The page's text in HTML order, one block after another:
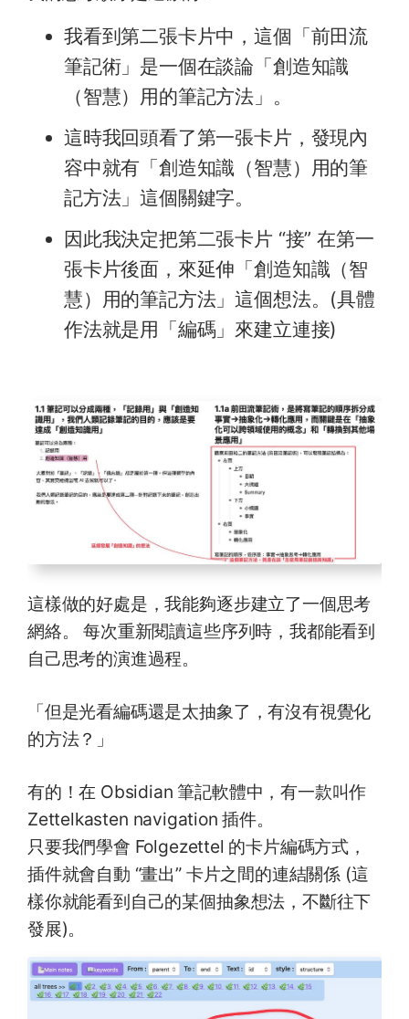
我看到第二張卡片中，這個「前田流
筆記術」是一個在談論「創造知識
（智慧）用的筆記方法」。
這時我回頭看了第一張卡片，發現內
容中就有「創造知識（智慧）用的筆
記方法」這個關鍵字。
因此我決定把第二張卡片 “接” 在第一
張卡片後面，來延伸「創造知識（智
慧）用的筆記方法」這個想法。(具體
作法就是用「編碼」來建立連接)
這樣做的好處是，我能夠逐步建立了一個思考
網絡。 每次重新閱讀這些序列時，我都能看到
自己思考的演進過程。
「但是光看編碼還是太抽象了，有沒有視覺化
的方法？」
有的！在 Obsidian 筆記軟體中，有一款叫作
Zettelkasten navigation 插件。
只要我們學會 Folgezettel 的卡片編碼方式，
插件就會自動 “畫出” 卡片之間的連結關係 (這
樣你就能看到自己的某個抽象想法，不斷往下
發展)。